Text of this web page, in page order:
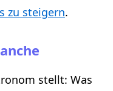
zu steigern.
stellt: Was